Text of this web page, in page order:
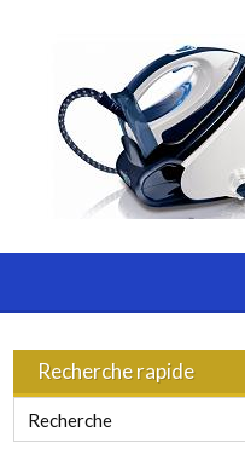
Recherche rapide